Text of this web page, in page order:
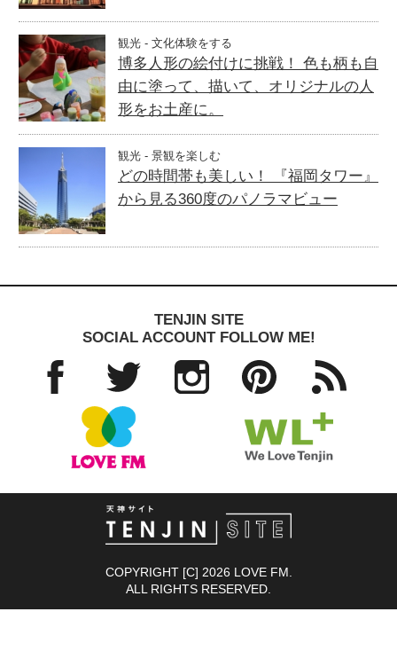
観光 - 文化体験をする
博多人形の絵付けに挑戦！ 色も柄も自
由に塗って、描いて、オリジナルの人
形をお土産に。
観光 - 景観を楽しむ
どの時間帯も美しい！ 『福岡タワー』
から見る360度のパノラマビュー
TENJIN SITE
SOCIAL ACCOUNT FOLLOW ME!
Twitter
COPYRIGHT [C] 2026 LOVE FM.
ALL RIGHTS RESERVED.